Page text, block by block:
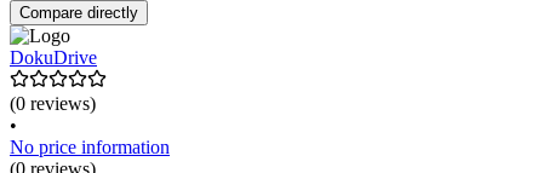
Compare directly
DokuDrive
(0 reviews)
•
No price information
(0 reviews)